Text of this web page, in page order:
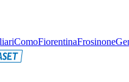
ComoFiorentinaFrosinone